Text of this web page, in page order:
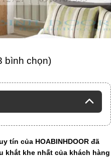
bình chọn)
tín của HOABINHDOOR đã
khắt khe nhất của khách hàng